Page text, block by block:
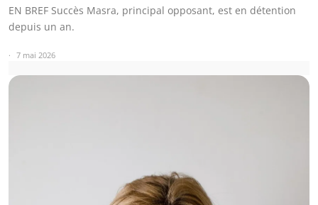
EN BREF Succès Masra, principal opposant, est en détention
depuis un an.
7 mai 2026